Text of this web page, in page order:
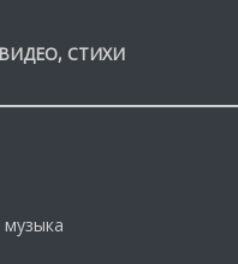
СТИХИ
музыка